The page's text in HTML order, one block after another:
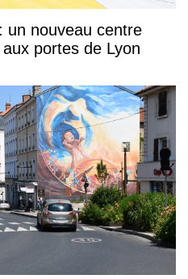
un nouveau centre
portes de Lyon